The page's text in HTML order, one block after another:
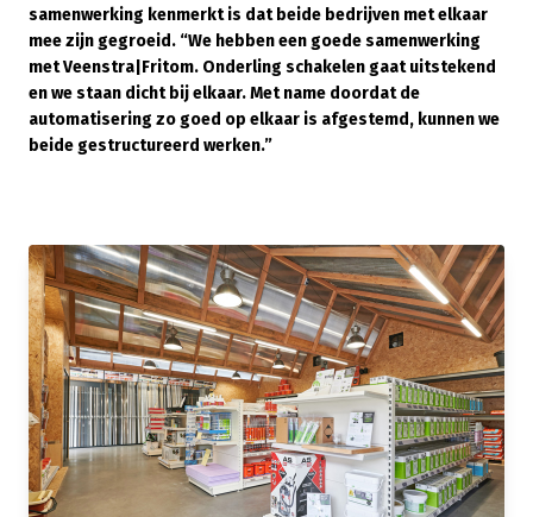
samenwerking kenmerkt is dat beide bedrijven met elkaar
mee zijn gegroeid. “We hebben een goede samenwerking
met Veenstra|Fritom. Onderling schakelen gaat uitstekend
en we staan dicht bij elkaar. Met name doordat de
automatisering zo goed op elkaar is afgestemd, kunnen we
beide gestructureerd werken.”